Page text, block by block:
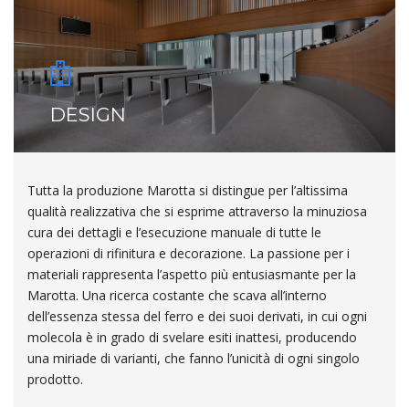
DESIGN
Tutta la produzione Marotta si distingue per l’altissima
qualità realizzativa che si esprime attraverso la minuziosa
cura dei dettagli e l’esecuzione manuale di tutte le
operazioni di rifinitura e decorazione. La passione per i
materiali rappresenta l’aspetto più entusiasmante per la
Marotta. Una ricerca costante che scava all’interno
dell’essenza stessa del ferro e dei suoi derivati, in cui ogni
molecola è in grado di svelare esiti inattesi, producendo
una miriade di varianti, che fanno l’unicità di ogni singolo
prodotto.